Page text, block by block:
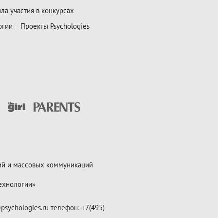
участия в конкурсах
Проекты Psychologies
и массовых коммуникаций
телефон: +7(495)